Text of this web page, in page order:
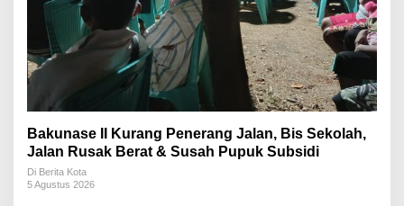
Bakunase II Kurang Penerang Jalan, Bis Sekolah,
Jalan Rusak Berat & Susah Pupuk Subsidi
Di Berita Kota
5 Agustus 2026